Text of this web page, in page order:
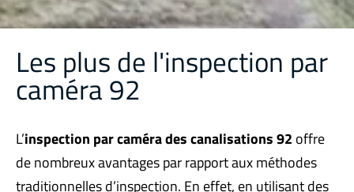
Les plus de l'inspection par
caméra 92
L’inspection par caméra des canalisations 92 offre
de nombreux avantages par rapport aux méthodes
traditionnelles d’inspection. En effet, en utilisant des